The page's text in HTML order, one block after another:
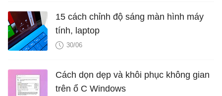
15 cách chỉnh độ sáng màn hình máy
tính, laptop
30/06
Cách dọn dẹp và khôi phục không gian
trên ổ C Windows